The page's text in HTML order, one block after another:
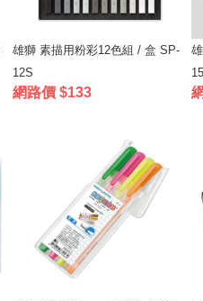
雄獅 素描用粉彩12色組 / 盒 SP-
12S
網路價 $133